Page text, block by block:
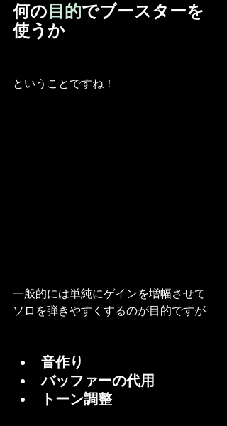
何の 目的でブースターを
使うか
ということですね！
一般的には単純にゲインを増幅させて
ソロを弾きやすくするのが目的ですが
音作り
バッファーの代用
トーン調整